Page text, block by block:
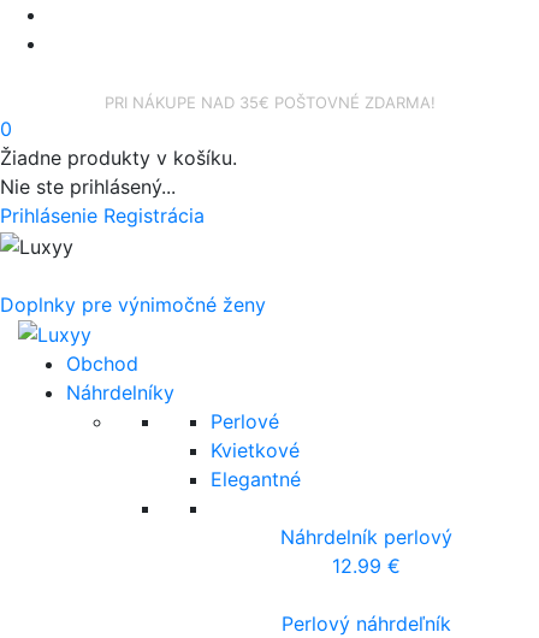
PRI NÁKUPE NAD 35€ POŠTOVNÉ ZDARMA!
0
Žiadne produkty v košíku.
Nie ste prihlásený...
Prihlásenie Registrácia
Doplnky pre výnimočné ženy
Obchod
Náhrdelníky
Perlové
Kvietkové
Elegantné
Náhrdelník perlový
12.99 €
Perlový náhrdeľník